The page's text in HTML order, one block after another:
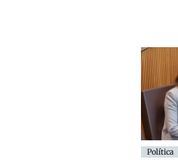
Política